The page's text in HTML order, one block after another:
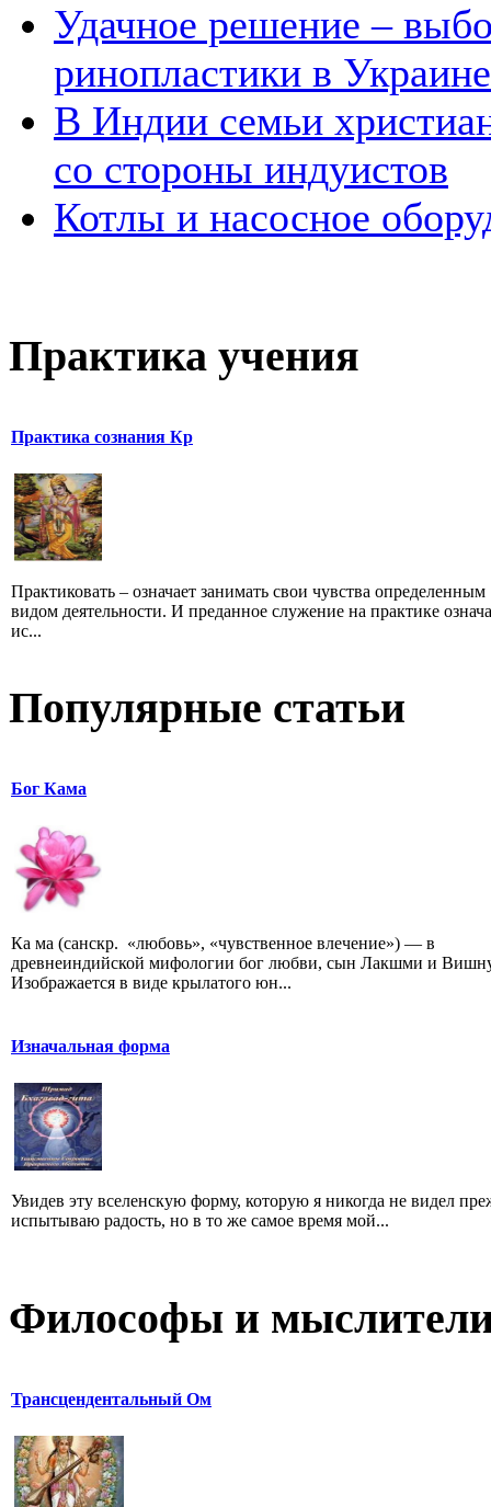
Удачное решение –
ринопластики в Украине
В Индии семьи
со стороны индуистов
Котлы и насосное
Практика учения
Практика сознания Кр
Практиковать – означает занимать свои чувства определенным
видом деятельности. И преданное служение на практике
ис...
Популярные статьи
Бог Кама
Ка ма (санскр. «любовь», «чувственное влечение») — в
древнеиндийской мифологии бог любви, сын Лакшми и
Изображается в виде крылатого юн...
Изначальная форма
Увидев эту вселенскую форму, которую я никогда не видел
испытываю радость, но в то же самое время мой...
Философы и
Трансцендентальный Ом